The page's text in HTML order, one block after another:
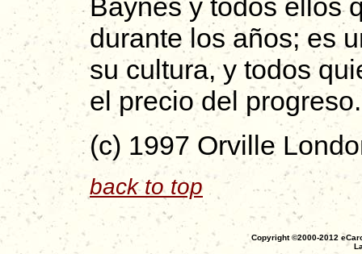
Baynes y todos ellos
durante los años; es
su cultura, y todos
el precio del progreso.
(c) 1997 Orville
back to top
Copyright ©2000-2012